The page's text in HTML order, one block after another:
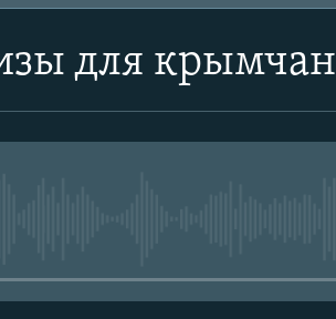
для крымчан